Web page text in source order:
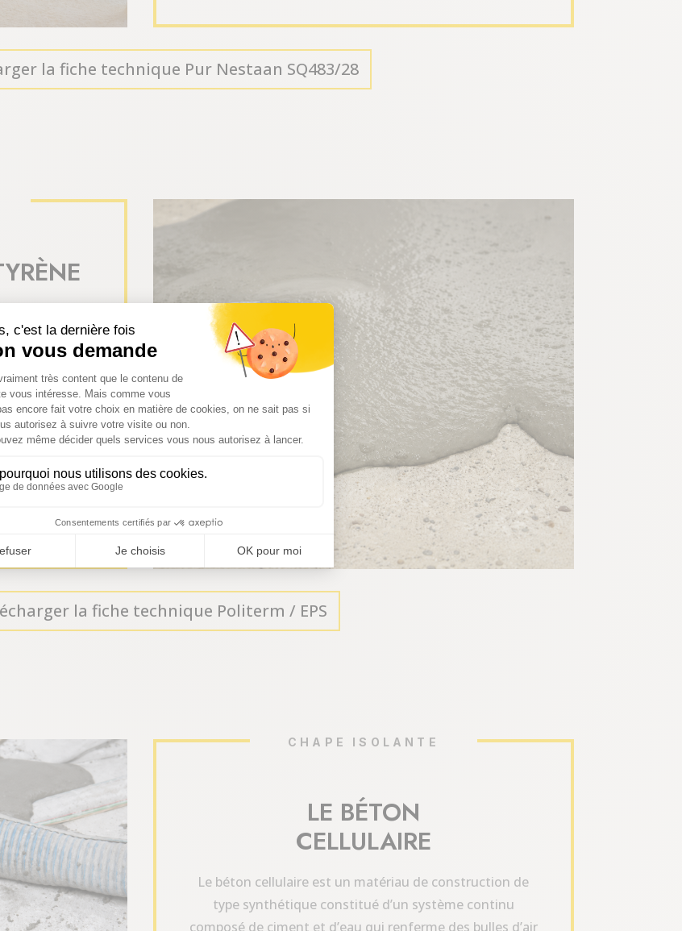
la fiche technique Pur Nestaan SQ483/28
et béton
sont des
masses
bétons
obtenue par
profit de
la fiche technique Politerm / EPS
CHAPE ISOLANTE
LE BÉTON
CELLULAIRE
Le béton cellulaire est un matériau de construction de
type synthétique constitué d’un système continu
composé de ciment et d’eau qui renferme des bulles d’air